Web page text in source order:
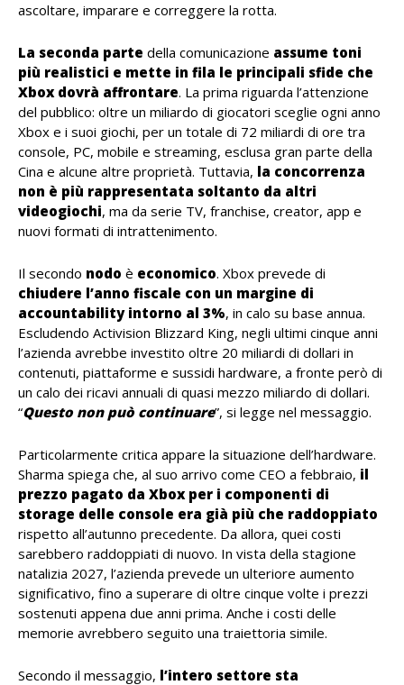
ascoltare, imparare e correggere la rotta.
La seconda parte della comunicazione assume toni
più realistici e mette in fila le principali sfide che
Xbox dovrà affrontare. La prima riguarda l’attenzione
del pubblico: oltre un miliardo di giocatori sceglie ogni anno
Xbox e i suoi giochi, per un totale di 72 miliardi di ore tra
console, PC, mobile e streaming, esclusa gran parte della
Cina e alcune altre proprietà. Tuttavia, la concorrenza
non è più rappresentata soltanto da altri
videogiochi, ma da serie TV, franchise, creator, app e
nuovi formati di intrattenimento.
Il secondo nodo è economico. Xbox prevede di
chiudere l’anno fiscale con un margine di
accountability intorno al 3%, in calo su base annua.
Escludendo Activision Blizzard King, negli ultimi cinque anni
l’azienda avrebbe investito oltre 20 miliardi di dollari in
contenuti, piattaforme e sussidi hardware, a fronte però di
un calo dei ricavi annuali di quasi mezzo miliardo di dollari.
“Questo non può continuare”, si legge nel messaggio.
Particolarmente critica appare la situazione dell’hardware.
Sharma spiega che, al suo arrivo come CEO a febbraio, il
prezzo pagato da Xbox per i componenti di
storage delle console era già più che raddoppiato
rispetto all’autunno precedente. Da allora, quei costi
sarebbero raddoppiati di nuovo. In vista della stagione
natalizia 2027, l’azienda prevede un ulteriore aumento
significativo, fino a superare di oltre cinque volte i prezzi
sostenuti appena due anni prima. Anche i costi delle
memorie avrebbero seguito una traiettoria simile.
Secondo il messaggio, l’intero settore sta